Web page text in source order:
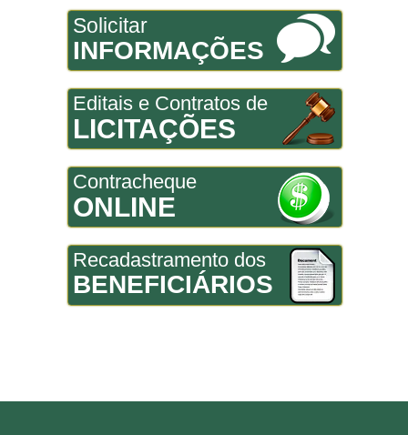
Solicitar
INFORMAÇÕES
Editais e Contratos de
LICITAÇÕES
Contracheque
ONLINE
Recadastramento dos
BENEFICIÁRIOS